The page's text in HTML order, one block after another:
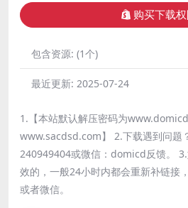
购买下载权
包含资源: (1个)
最近更新: 2025-07-24
1.【本站默认解压密码为
www.sacdsd.com】 2.下载遇到问题
240949404或微信：domicd反馈。
效的，一般24小时内都会重新补链接
或者微信。